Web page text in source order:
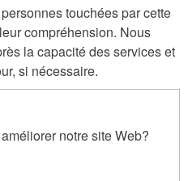
touchées par cette
compréhension. Nous
la capacité des services et
si nécessaire.
notre site Web?